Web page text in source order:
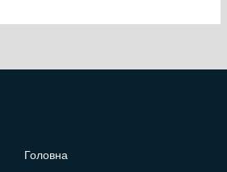
Головна